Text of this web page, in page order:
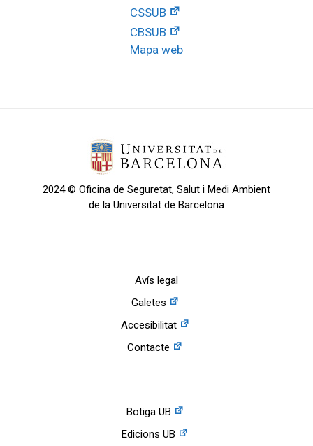
CSSUB
CBSUB
Mapa web
2024 © Oficina de Seguretat, Salut i Medi Ambient
de la Universitat de Barcelona
Avís legal
Galetes
Accesibilitat
Contacte
Botiga UB
Edicions UB